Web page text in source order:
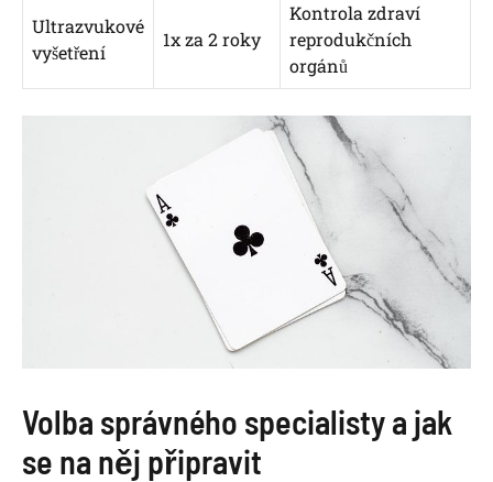
Ultrazvukové
vyšetření
1x za 2 roky
Kontrola zdraví
reprodukčních
orgánů
Volba správného specialisty a jak
se na něj připravit